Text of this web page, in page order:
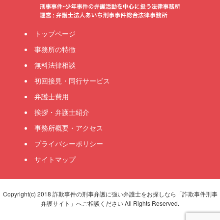
トップページ
事務所の特徴
無料法律相談
初回接見・同行サービス
弁護士費用
挨拶・弁護士紹介
事務所概要・アクセス
プライバシーポリシー
サイトマップ
Copyright(c) 2018 詐欺事件の刑事弁護に強い弁護士をお探しなら「詐欺事件刑事
弁護サイト」へご相談ください All Rights Reserved.